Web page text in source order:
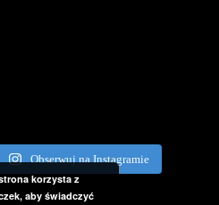
Obserwuj na Instagramie
korzysta z
aby świadczyć